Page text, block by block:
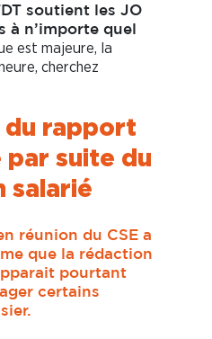
soutient les JO
à n’importe quel
est majeure, la
cherchez
rapport
par suite du
salarié
réunion du CSE a
que la rédaction
pourtant
certains